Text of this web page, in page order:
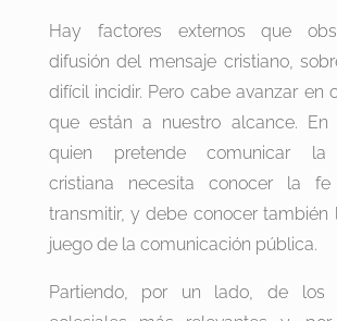
Hay factores externos que
difusión del mensaje cristiano,
difícil incidir. Pero cabe avanzar en
que están a nuestro alcance. En
quien pretende comunicar la
cristiana necesita conocer la
transmitir, y debe conocer también
juego de la comunicación pública.
Partiendo, por un lado, de los